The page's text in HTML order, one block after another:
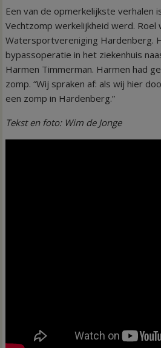
Een van de opmerkelijkste verhalen
Vechtzomp werkelijkheid werd. Roel
Watersportvereniging Hardenberg.
bypassoperatie in het ziekenhuis
Harmen Timmerman. Harmen had
zomp. “Wij spraken af: als wij hier
een zomp in Hardenberg.”
Tekst en foto: Wim de Jonge